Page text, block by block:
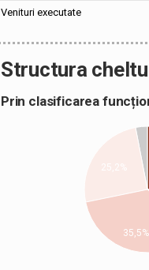
Venituri executate
Structura
Prin clasificarea
35,5%